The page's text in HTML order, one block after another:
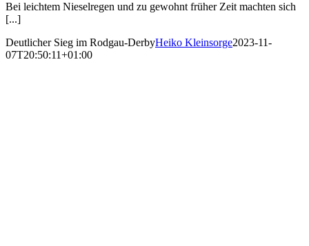
Bei leichtem Nieselregen und zu gewohnt früher Zeit machten sich
[...]
Deutlicher Sieg im Rodgau-DerbyHeiko Kleinsorge2023-11-
07T20:50:11+01:00